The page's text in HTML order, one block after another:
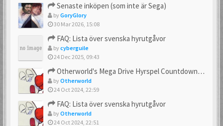
Senaste inköpen (som inte är Sega)
byGoryGlory
30 Mar 2026, 15:08
FAQ: Lista över svenska hyrutgåvor
bycyberguile
24 Dec 2025, 09:43
Otherworld's Mega Drive Hyrspel Countdown Tråd!
byOtherworld
24 Oct 2024, 22:59
FAQ: Lista över svenska hyrutgåvor
byOtherworld
24 Oct 2024, 22:51